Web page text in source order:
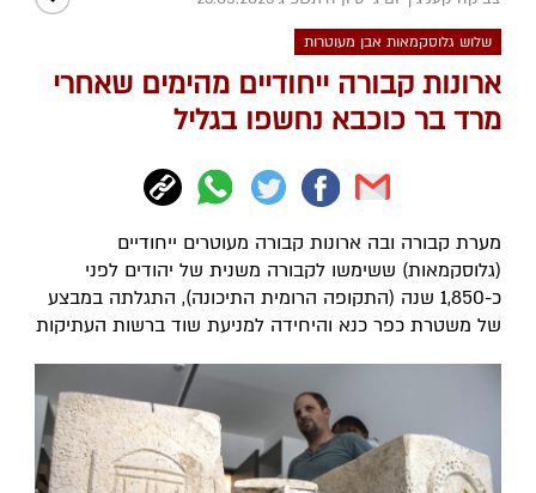
שלוש גלוסקמאות אבן מעוטרות
ארונות קבורה ייחודיים מהימים שאחרי
מרד בר כוכבא נחשפו בגליל
מערת קבורה ובה ארונות קבורה מעוטרים ייחודיים
(גלוסקמאות) ששימשו לקבורה משנית של יהודים לפני
כ-1,850 שנה (התקופה הרומית התיכונה), התגלתה במבצע
של משטרת כפר כנא והיחידה למניעת שוד ברשות העתיקות